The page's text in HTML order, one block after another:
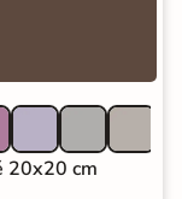
20x20 cm